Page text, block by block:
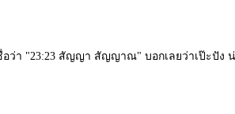
ว่า "23:23 สัญญา สัญญาณ" บอกเลยว่าเป๊ะปัง